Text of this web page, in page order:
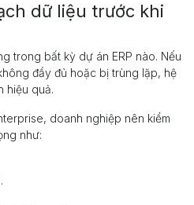
dữ liệu trước khi
trong bất kỳ dự án ERP nào. Nếu
đầy đủ hoặc bị trùng lặp, hệ
hiệu quả.
doanh nghiệp nên kiểm
như: